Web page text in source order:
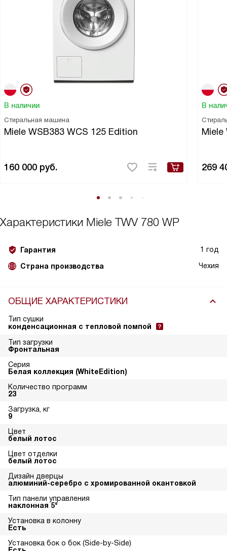
В наличии
Стиральная машина
Miele WSB383 WCS 125 Edition
160 000 руб.
В
Miele
269
Характеристики Miele TWV 780 WP
Гарантия 1 год
Страна производства Чехия
ОБЩИЕ ХАРАКТЕРИСТИКИ
Тип сушки
конденсационная с тепловой помпой
Тип загрузки
Фронтальная
Серия
Белая коллекция (WhiteEdition)
Количество программ
23
Загрузка, кг
9
Цвет
белый лотос
Цвет отделки
белый лотос
Дизайн дверцы
алюминий-серебро с хромированной окантовкой
Тип панели управления
наклонная 5°
Установка в колонну
Есть
Установка бок о бок (Side-by-Side)